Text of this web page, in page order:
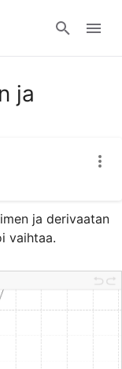
ja
ja derivaatan
vaihtaa.